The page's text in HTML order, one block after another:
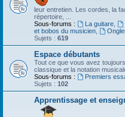
leur entretien. Les cordes, la
répertoire, ...
Sous-forums :
La guitare,
et bobos du musicien
Sujets : 619
Espace débutants
Tout ce que vous avez
classique et la notation
Sous-forums :
Premiers
Sujets : 102
Apprentissage et